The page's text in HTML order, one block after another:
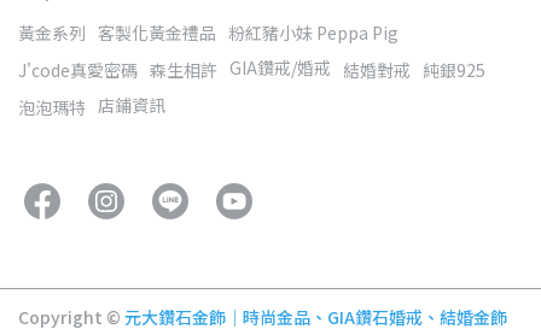
黃金系列 客製化黃金禮品 粉紅豬小妹 Peppa Pig
J'code真愛密碼 森生相許 GIA鑽戒/婚戒 結婚對戒 純銀925
泡泡瑪特 店鋪資訊
Copyright © 元大鑽石金飾│時尚金品、GIA鑽石婚戒、結婚金飾